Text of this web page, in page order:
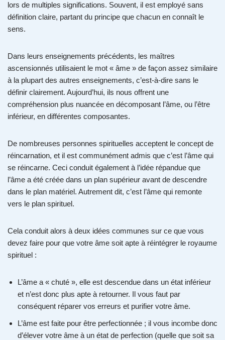
lors de multiples significations. Souvent, il est employé sans
définition claire, partant du principe que chacun en connaît le
sens.
Dans leurs enseignements précédents, les maîtres
ascensionnés utilisaient le mot « âme » de façon assez similaire
à la plupart des autres enseignements, c’est-à-dire sans le
définir clairement. Aujourd’hui, ils nous offrent une
compréhension plus nuancée en décomposant l’âme, ou l’être
inférieur, en différentes composantes.
De nombreuses personnes spirituelles acceptent le concept de
réincarnation, et il est communément admis que c’est l’âme qui
se réincarne. Ceci conduit également à l’idée répandue que
l’âme a été créée dans un plan supérieur avant de descendre
dans le plan matériel. Autrement dit, c’est l’âme qui remonte
vers le plan spirituel.
Cela conduit alors à deux idées communes sur ce que vous
devez faire pour que votre âme soit apte à réintégrer le royaume
spirituel :
L’âme a « chuté », elle est descendue dans un état inférieur
et n’est donc plus apte à retourner. Il vous faut par
conséquent réparer vos erreurs et purifier votre âme.
L’âme est faite pour être perfectionnée ; il vous incombe donc
d’élever votre âme à un état de perfection (quelle que soit sa